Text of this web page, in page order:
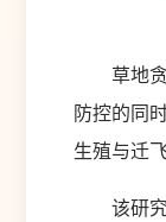
草地贪
防控的同
生殖与迁
该研究